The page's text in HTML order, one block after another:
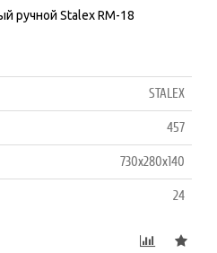
ручной Stalex RM-18
STALEX
457
730х280х140
24